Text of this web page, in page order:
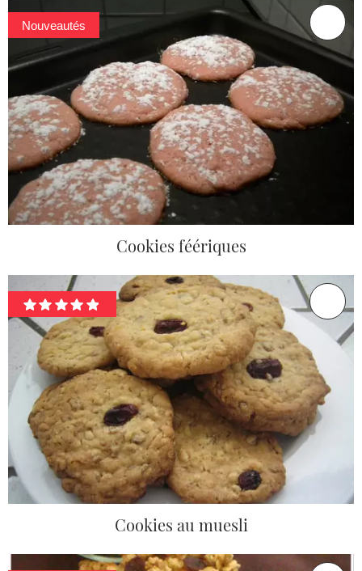
Nouveautés
Cookies féériques
Cookies au muesli